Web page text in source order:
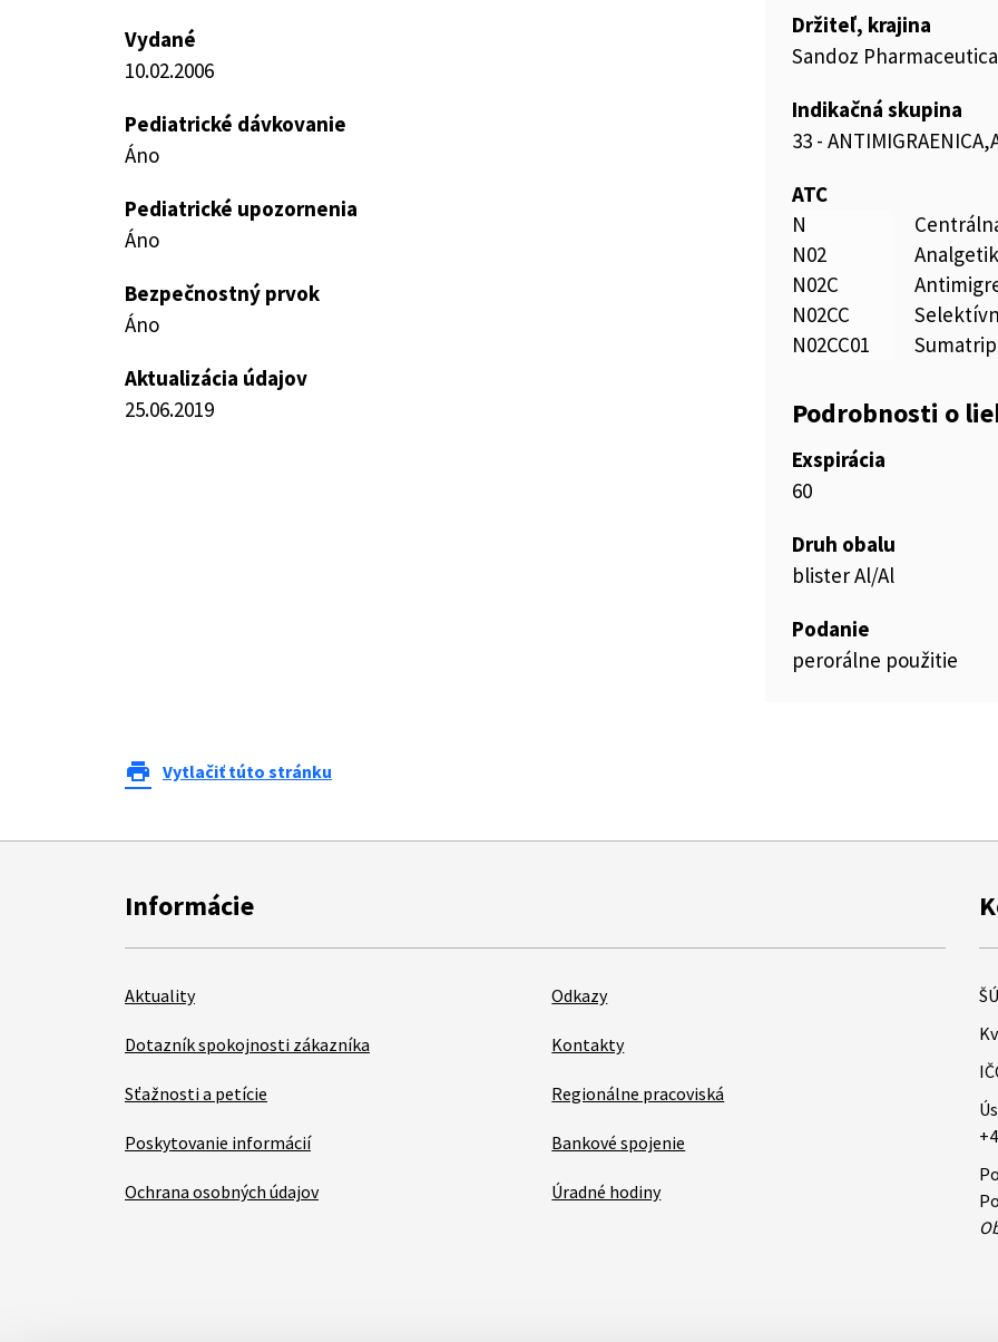
Vydané
10.02.2006
Pediatrické dávkovanie
Áno
Pediatrické upozornenia
Áno
Bezpečnostný prvok
Áno
Aktualizácia údajov
25.06.2019
Držiteľ, krajina
Sandoz
Indikačná skupina
33 -
ATC
N
N02
N02C
N02CC
N02CC01
Podrobnosti o
Exspirácia
60
Druh obalu
blister Al/Al
Podanie
perorálne použitie
print Vytlačiť túto stránku
Informácie
Aktuality
Dotazník spokojnosti zákazníka
Sťažnosti a petície
Poskytovanie informácií
Ochrana osobných údajov
Odkazy
Kontakty
Regionálne pracoviská
Bankové spojenie
Úradné hodiny